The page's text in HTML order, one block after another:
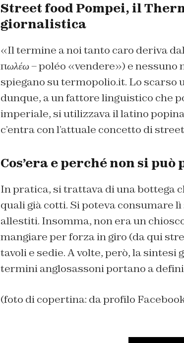
Street food Pompei, il
giornalistica
«Il termine a noi tanto caro deriva
πωλέω – poléo «vendere») e nessuno
spiegano su termopolio.it. Lo scarso
dunque, a un fattore linguistico che
imperiale, si utilizzava il latino
c’entra con l’attuale concetto di
Cos’era e perché non si
In pratica, si trattava di una bottega
quali già cotti. Si poteva consumare
allestiti. Insomma, non era un
mangiare per forza in giro (da qui
tavoli e sedie. A volte, però, la
termini anglosassoni portano a
(foto di copertina: da profilo